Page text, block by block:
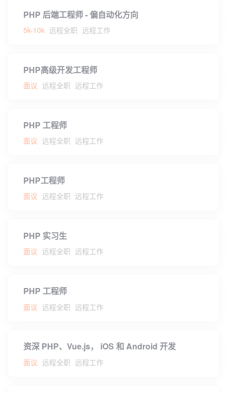
PHP 后端工程师 - 偏自动化方向
5k-10k 远程全职 远程工作
PHP高级开发工程师
面议 远程全职 远程工作
PHP 工程师
面议 远程全职 远程工作
PHP工程师
面议 远程全职 远程工作
PHP 实习生
面议 远程全职 远程工作
PHP 工程师
面议 远程全职 远程工作
资深 PHP、Vue.js， iOS 和 Android 开发
面议 远程全职 远程工作